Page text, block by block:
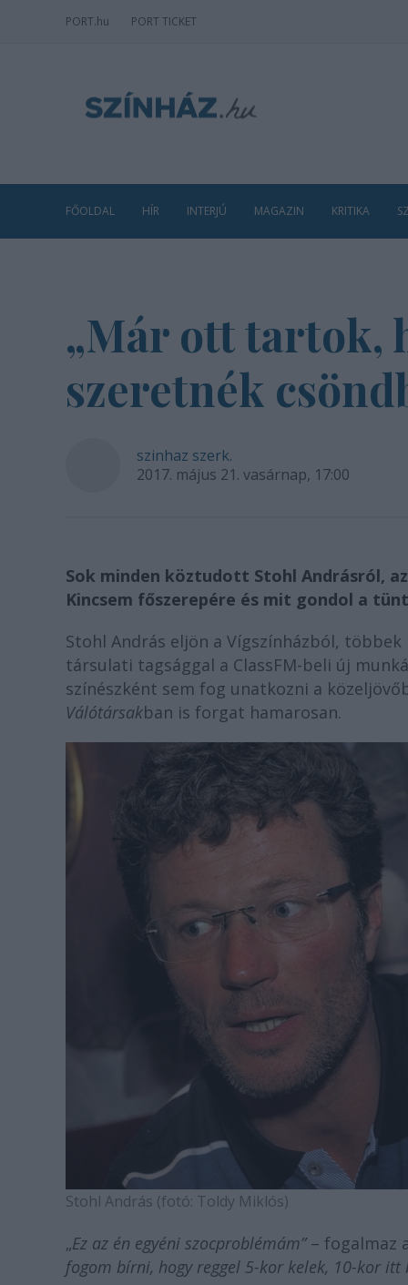
PORT.hu PORT TICKET
FŐOLDAL HÍR INTERJÚ MAGAZIN KRITIKA
„Már ott tartok,
szeretnék
szinhaz szerk.
2017. május 21. vasárnap, 17:00
Sok minden köztudott Stohl Andrásról,
Kincsem főszerepére és mit gondol a
Stohl András eljön a Vígszínházból,
társulati tagsággal a ClassFM-beli új
színészként sem fog unatkozni a
Válótársakban is forgat hamarosan.
Stohl András (fotó: Toldy Miklós)
„Ez az én egyéni szocproblémám”– fogalmaz
fogom bírni, hogy reggel 5-kor kelek, 10-kor